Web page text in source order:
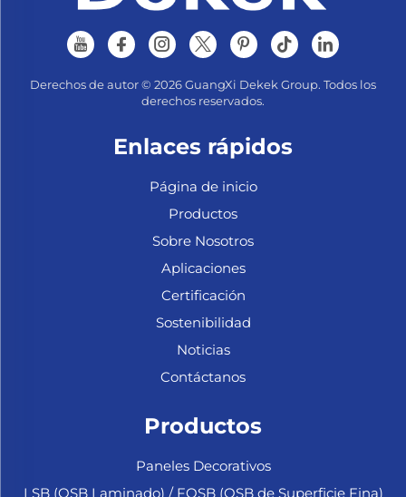
Derechos de autor © 2026 GuangXi Dekek Group. Todos los
derechos reservados.
Enlaces rápidos
Página de inicio
Productos
Sobre Nosotros
Aplicaciones
Certificación
Sostenibilidad
Noticias
Contáctanos
Productos
Paneles Decorativos
LSB (OSB Laminado) / FOSB (OSB de Superficie Fina)